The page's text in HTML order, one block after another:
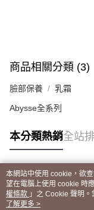
商品相關分類 (3)
臉部保養 乳霜
Abysse全系列
本分類熱銷全站
熱門標籤
本網站中使用 cookie，欲
望在電腦上使用 cookie 時
權條款 」之 Cookie 聲明
用條款之 Cookie 聲明使用
了解更多 >